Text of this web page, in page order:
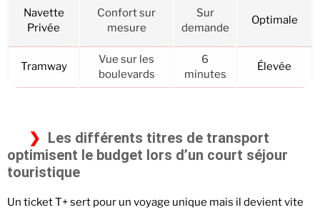
Navette
Privée
Confort sur
mesure
Sur
demande
Optimale
Tramway
Vue sur les
boulevards
6
minutes
Élevée
Les différents titres de transport
optimisent le budget lors d’un court séjour
touristique
Un ticket T+ sert pour un voyage unique mais il devient vite